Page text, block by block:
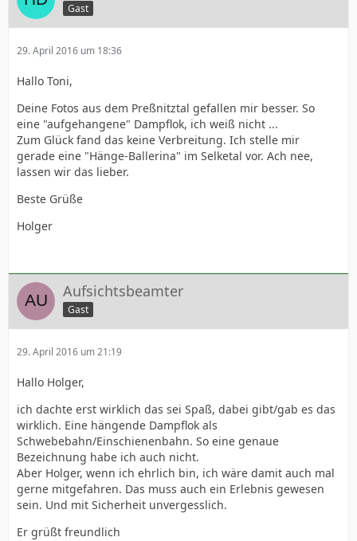
Gast
29. April 2016 um 18:36
Hallo Toni,
Deine Fotos aus dem Preßnitztal gefallen mir besser. So
eine "aufgehangene" Dampflok, ich weiß nicht ...
Zum Glück fand das keine Verbreitung. Ich stelle mir
gerade eine "Hänge-Ballerina" im Selketal vor. Ach nee,
lassen wir das lieber.
Beste Grüße
Holger
Aufsichtsbeamter
Gast
29. April 2016 um 21:19
Hallo Holger,
ich dachte erst wirklich das sei Spaß, dabei gibt/gab es das
wirklich. Eine hängende Dampflok als
Schwebebahn/Einschienenbahn. So eine genaue
Bezeichnung habe ich auch nicht.
Aber Holger, wenn ich ehrlich bin, ich wäre damit auch mal
gerne mitgefahren. Das muss auch ein Erlebnis gewesen
sein. Und mit Sicherheit unvergesslich.
Er grüßt freundlich